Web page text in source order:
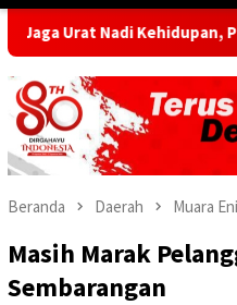
Kehidupan, PTBA
Beranda Daerah Muara
Masih Marak
Sembarangan